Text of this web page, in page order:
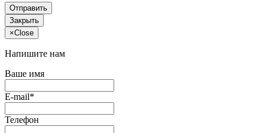
Отправить
Закрыть
×Close
Напишите нам
Ваше имя
E-mail*
Телефон